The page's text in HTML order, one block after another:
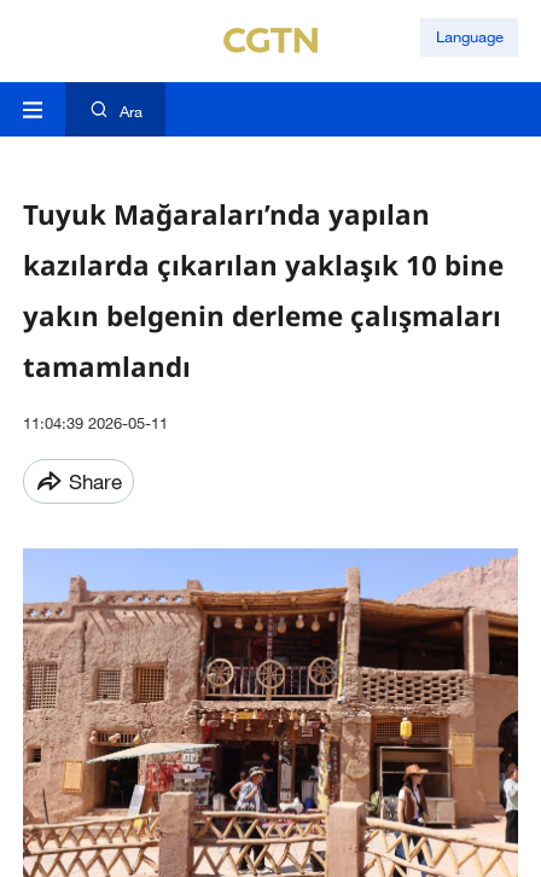
Language
Ara
Tuyuk Mağaraları’nda yapılan
kazılarda çıkarılan yaklaşık 10 bine
yakın belgenin derleme çalışmaları
tamamlandı
11:04:39 2026-05-11
Share